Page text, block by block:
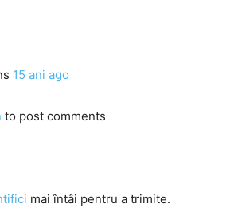
15 ani ago
to post comments
mai întâi pentru a trimite.